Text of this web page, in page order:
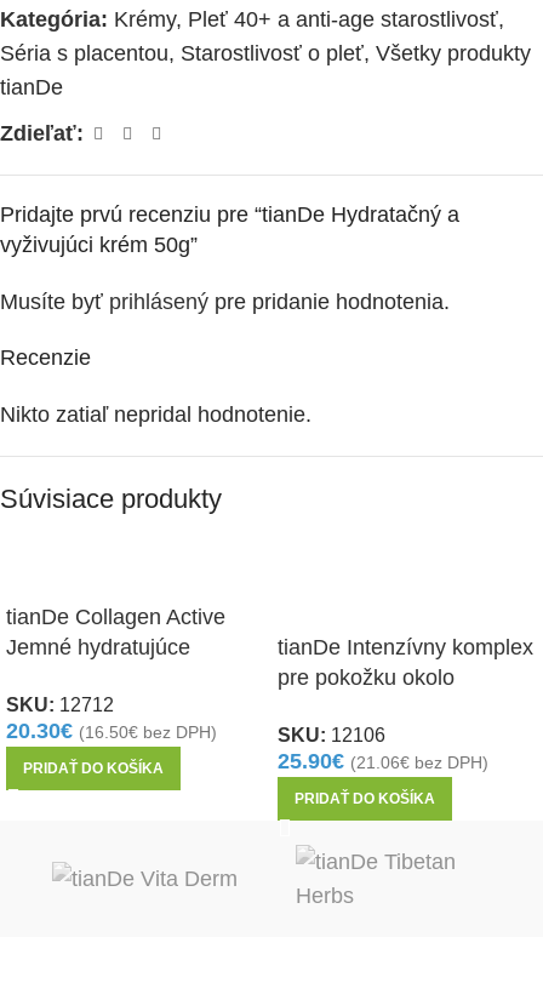
Kategória: Krémy, Pleť 40+ a anti-age starostlivosť,
Séria s placentou, Starostlivosť o pleť, Všetky produkty
tianDe
Zdieľať:
Recenzie
Nikto zatiaľ nepridal hodnotenie.
Pridajte prvú recenziu pre “tianDe Hydratačný a
vyživujúci krém 50g”
Musíte byť prihlásený pre pridanie hodnotenia.
Súvisiace produkty
tianDe Collagen Active
Jemné hydratujúce
SKU: 12712
20.30€ (16.50€ bez DPH)
PRIDAŤ DO KOŠÍKA
tianDe Intenzívny komplex
pre pokožku okolo
SKU: 12106
25.90€ (21.06€ bez DPH)
PRIDAŤ DO KOŠÍKA